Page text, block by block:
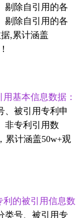
剔除自引用的各
剔除自引用的各
, 累计涵盖
基本信息数据：
、被引用专利申
非专利引用数
累计涵盖50w+观
利的被引用信息数
类号、被引用专